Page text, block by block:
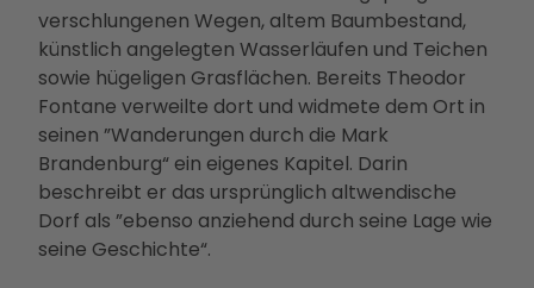
Goldener
Herbst
Kunst &
Kultur
Dein
Potsdam-
Blog
Dein
Potsdam-
Podcast
Veranst
altunge
n
Essen &
Trinken
Unterkü
nfte
Bahnhit
tions
Rah
men
prog
ram
me
Kont
akt
&
Anreise
Touri
smus
in
Pots
dam
Kam
pagn
en &
Proje
verschlungenen Wegen, altem Baumbestand,
künstlich angelegten Wasserläufen und Teichen
sowie hügeligen Grasflächen. Bereits Theodor
Fontane verweilte dort und widmete dem Ort in
seinen ”Wanderungen durch die Mark
Brandenburg“ ein eigenes Kapitel. Darin
beschreibt er das ursprünglich altwendische
Dorf als ”ebenso anziehend durch seine Lage wie
seine Geschichte“.